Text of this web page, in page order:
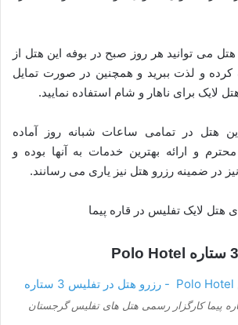
می توانید هر روز صبح در بوفه این هتل از
کرده و لذت ببرید و همچنین در صورت تمایل
لایک برای ناهار و شام استفاده نمایید.
ساعته این هتل در تمامی ساعات شبانه روز آماده
محترم و ارائه بهترین خدمات به آنها بوده و
در ضمینه رزرو هتل نیز یاری می رسانند.
هتل لایک تفلیس در قاره پیما
پیما کارگزار رسمی هتل های تفلیس گرجستان